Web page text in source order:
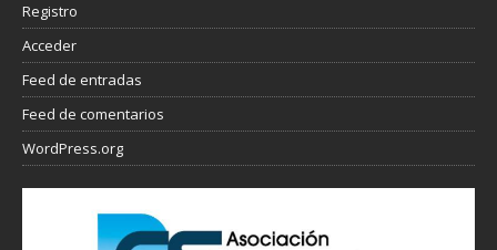
Registro
Acceder
Feed de entradas
Feed de comentarios
WordPress.org